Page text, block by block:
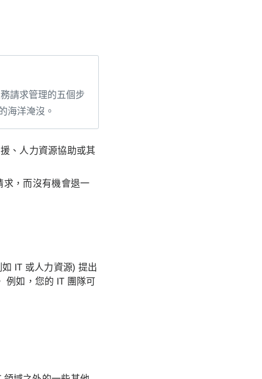
請求管理的五個步
海洋淹沒。
、人力資源協助或其
，而沒有機會退一
IT 或人力資源) 提出
例如，您的 IT 團隊可